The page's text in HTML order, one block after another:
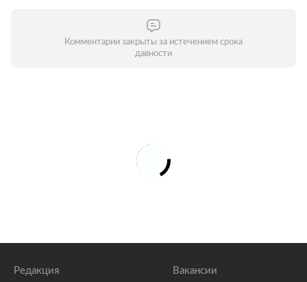
Комментарии закрыты за истечением срока
давности
Редакция Вакансии